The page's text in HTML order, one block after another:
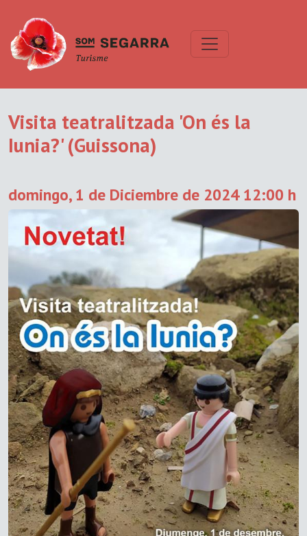
Visita teatralitzada 'On és la
Iunia?' (Guissona)
domingo, 1 de Diciembre de 2024 12:00 h